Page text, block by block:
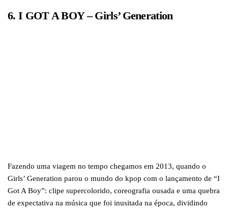
6. I GOT A BOY – Girls’ Generation
Fazendo uma viagem no tempo chegamos em 2013, quando o
Girls’ Generation parou o mundo do kpop com o lançamento de “I
Got A Boy”: clipe supercolorido, coreografia ousada e uma quebra
de expectativa na música que foi inusitada na época, dividindo